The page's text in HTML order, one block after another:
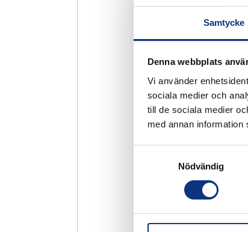
Samtycke
Denna webbplats
Vi använder
sociala medier och
till de sociala medier
med annan
Nödvändig